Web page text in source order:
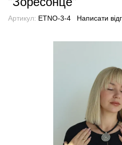
Артикул: ETNO-3-4 Написати